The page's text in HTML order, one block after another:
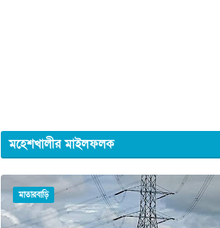
মহেশখালীর মাইলফলক
মাতারবাড়ি